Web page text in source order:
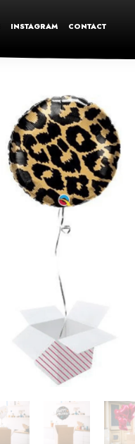
INSTAGRAM CONTACT